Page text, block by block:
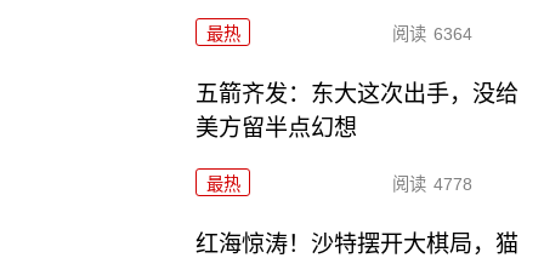
最热 阅读 6364
五箭齐发：东大这次出手，没给
美方留半点幻想
最热 阅读 4778
红海惊涛！沙特摆开大棋局，猫